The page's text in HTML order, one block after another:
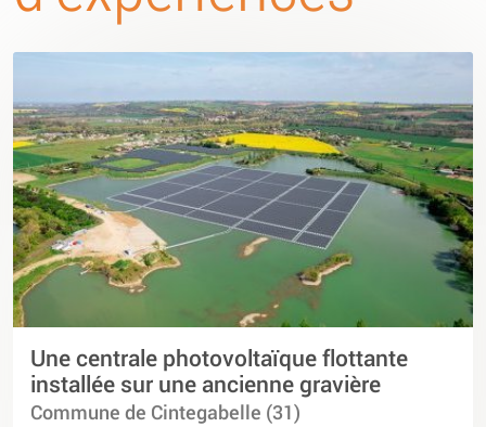
Une centrale photovoltaïque flottante
installée sur une ancienne gravière
Commune de Cintegabelle (31)